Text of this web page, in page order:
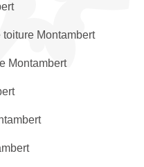
Montambert
Montambert